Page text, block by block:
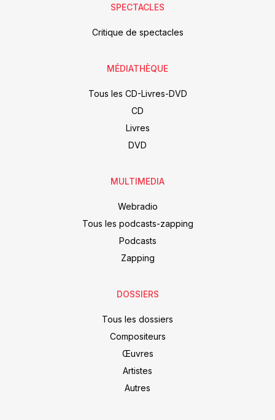
SPECTACLES
Critique de spectacles
MÉDIATHÈQUE
Tous les CD-Livres-DVD
CD
Livres
DVD
MULTIMEDIA
Webradio
Tous les podcasts-zapping
Podcasts
Zapping
DOSSIERS
Tous les dossiers
Compositeurs
Œuvres
Artistes
Autres